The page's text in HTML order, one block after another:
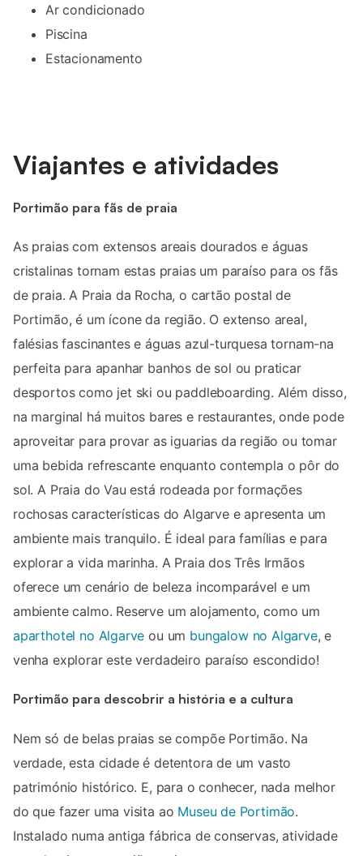
Ar condicionado
Piscina
Estacionamento
Viajantes e atividades
Portimão para fãs de praia
As praias com extensos areais dourados e águas
cristalinas tornam estas praias um paraíso para os fãs
de praia. A Praia da Rocha, o cartão postal de
Portimão, é um ícone da região. O extenso areal,
falésias fascinantes e águas azul-turquesa tornam-na
perfeita para apanhar banhos de sol ou praticar
desportos como jet ski ou paddleboarding. Além disso,
na marginal há muitos bares e restaurantes, onde pode
aproveitar para provar as iguarias da região ou tomar
uma bebida refrescante enquanto contempla o pôr do
sol. A Praia do Vau está rodeada por formações
rochosas características do Algarve e apresenta um
ambiente mais tranquilo. É ideal para famílias e para
explorar a vida marinha. A Praia dos Três Irmãos
oferece um cenário de beleza incomparável e um
ambiente calmo. Reserve um alojamento, como um
aparthotel no Algarve ou um bungalow no Algarve, e
venha explorar este verdadeiro paraíso escondido!
Portimão para descobrir a história e a cultura
Nem só de belas praias se compõe Portimão. Na
verdade, esta cidade é detentora de um vasto
património histórico. E, para o conhecer, nada melhor
do que fazer uma visita ao Museu de Portimão.
Instalado numa antiga fábrica de conservas, atividade